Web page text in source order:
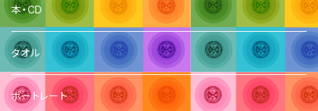
本・CD
タオル
ポートレート